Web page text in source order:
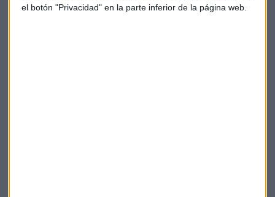
el botón "Privacidad" en la parte inferior de la página web.